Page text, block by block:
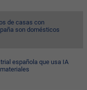
de casas con
son domésticos
española que usa IA